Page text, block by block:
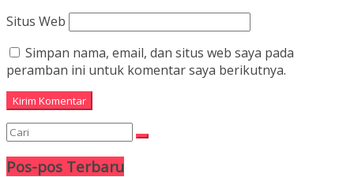
Situs Web
Simpan nama, email, dan situs web saya pada
peramban ini untuk komentar saya berikutnya.
Pos-pos Terbaru